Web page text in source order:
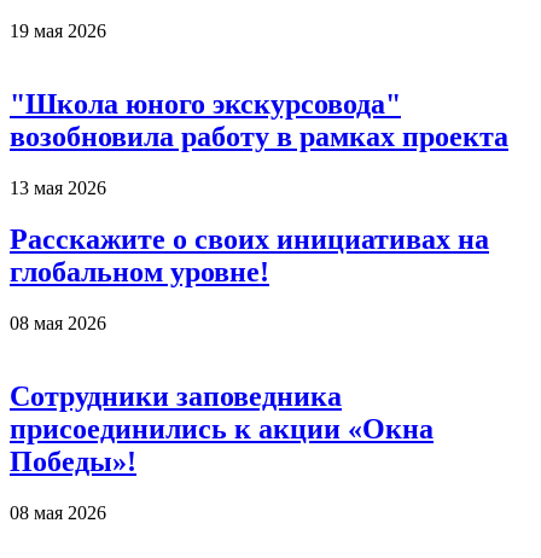
19 мая 2026
"Школа юного экскурсовода"
возобновила работу в рамках проекта
13 мая 2026
Расскажите о своих инициативах на
глобальном уровне!
08 мая 2026
Сотрудники заповедника
присоединились к акции «Окна
Победы»!
08 мая 2026